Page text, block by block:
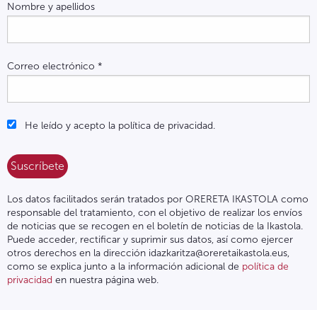
Nombre y apellidos
Correo electrónico *
He leído y acepto la política de privacidad.
Los datos facilitados serán tratados por ORERETA IKASTOLA como
responsable del tratamiento, con el objetivo de realizar los envíos
de noticias que se recogen en el boletín de noticias de la Ikastola.
Puede acceder, rectificar y suprimir sus datos, así como ejercer
otros derechos en la dirección idazkaritza@oreretaikastola.eus,
como se explica junto a la información adicional de política de
privacidad en nuestra página web.